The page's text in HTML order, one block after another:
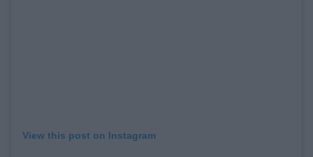
View this post on Instagram